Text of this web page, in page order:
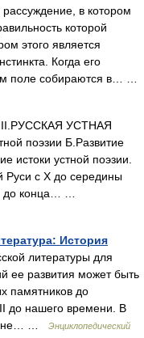
в котором
которой
этого является
Когда его
поле собираются в… …
УСТНАЯ
поэзии Б.Развитие
истоки устной поэзии.
Руси с X до середины
до конца… …
История
литературы для
ее развития может быть
памятников до
до нашего времени. В
не… …
Энциклопедический